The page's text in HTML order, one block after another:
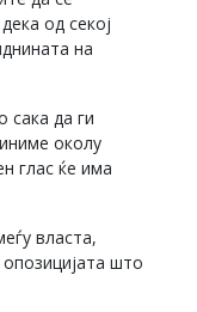
од секој
на
сака да ги
околу
глас ќе има
власта,
што